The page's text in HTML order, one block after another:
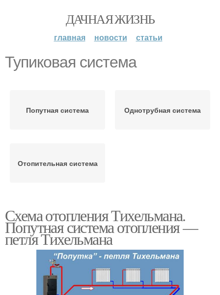
ДАЧНАЯ ЖИЗНЬ
главная новости статьи
Тупиковая система
Попутная система Однотрубная система
Отопительная система
Схема отопления Тихельмана.
Попутная система отопления —
петля Тихельмана